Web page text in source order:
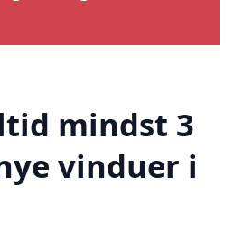
mindst 3
vinduer i